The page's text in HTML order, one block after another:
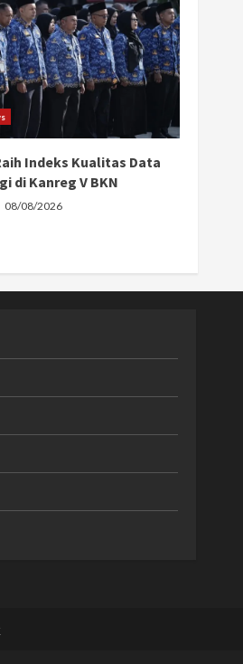
Indeks Kualitas Data
di Kanreg V BKN
08/08/2026